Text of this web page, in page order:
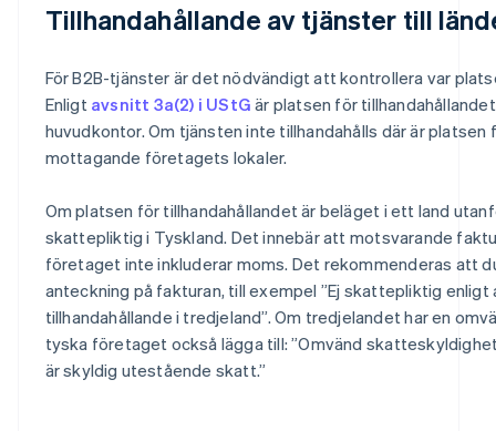
Tillhandahållande av tjänster till
För B2B-tjänster är det nödvändigt att kontrollera var
Enligt avsnitt 3a(2) i UStG är platsen för
huvudkontor. Om tjänsten inte tillhandahålls där är
mottagande företagets lokaler.
Om platsen för tillhandahållandet är beläget i ett land
skattepliktig i Tyskland. Det innebär att motsvarande
företaget inte inkluderar moms. Det rekommenderas att
anteckning på fakturan, till exempel ”Ej skattepliktig
tillhandahållande i tredjeland”. Om tredjelandet har en
tyska företaget också lägga till: ”Omvänd
är skyldig utestående skatt.”